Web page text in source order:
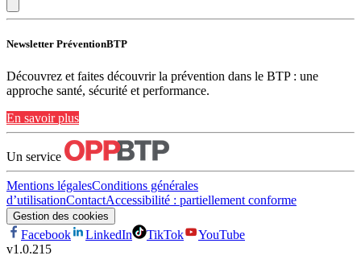
Newsletter PréventionBTP
Découvrez et faites découvrir la prévention dans le BTP : une
approche santé, sécurité et performance.
En savoir plus
Un service
Mentions légalesConditions générales
d’utilisationContactAccessibilité : partiellement conforme
Gestion des cookies
Facebook LinkedIn TikTok
YouTube
v1.0.215